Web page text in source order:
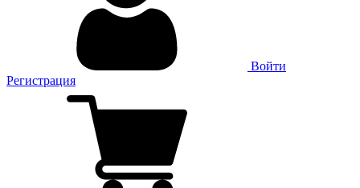
Войти
Регистрация